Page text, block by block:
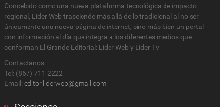
Concebido como una nueva plataforma tecnológica de impacto
regional, Lider Web trasciende más allá de lo tradicional al no ser
únicamente una nueva página de internet, sino más bien un portal
con información al día que integra a los diferentes medios que
conforman El Grande Editorial: Líder Web y Líder Tv
Contactanos:
Tel: (867) 711 2222
Email: editor.liderweb@gmail.com